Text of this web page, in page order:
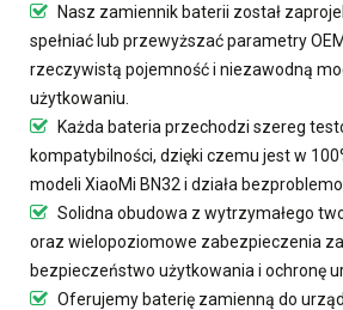
Nasz zamiennik baterii został
spełniać lub przewyższać parametry
rzeczywistą pojemność i niezawodną
użytkowaniu.
Każda bateria przechodzi szereg
kompatybilności, dzięki czemu jest w
modeli XiaoMi BN32 i działa
Solidna obudowa z wytrzymałego
oraz wielopoziomowe zabezpieczenia
bezpieczeństwo użytkowania i ochronę
Oferujemybaterię zamienną do